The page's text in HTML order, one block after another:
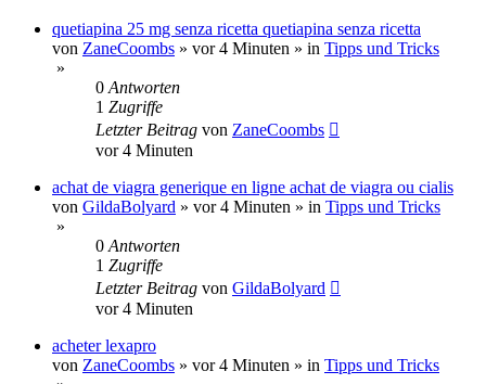
quetiapina 25 mg senza ricetta quetiapina senza ricetta
von ZaneCoombs » vor 4 Minuten » in Tipps und Tricks
»
0 Antworten
1 Zugriffe
Letzter Beitrag von ZaneCoombs
vor 4 Minuten
achat de viagra generique en ligne achat de viagra ou cialis
von GildaBolyard » vor 4 Minuten » in Tipps und Tricks
»
0 Antworten
1 Zugriffe
Letzter Beitrag von GildaBolyard
vor 4 Minuten
acheter lexapro
von ZaneCoombs » vor 4 Minuten » in Tipps und Tricks